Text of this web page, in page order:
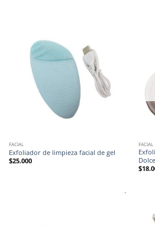
FACIAL
Exfoliador de limpieza facial de gel
$25.000
FACIAL
$